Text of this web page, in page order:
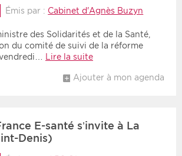
Émis par : Cabinet d'Agnès Buzyn
des Solidarités et de la Santé,
du comité de suivi de la réforme
Lire la suite
Ajouter à mon agenda
E-santé s’invite à La
Denis)